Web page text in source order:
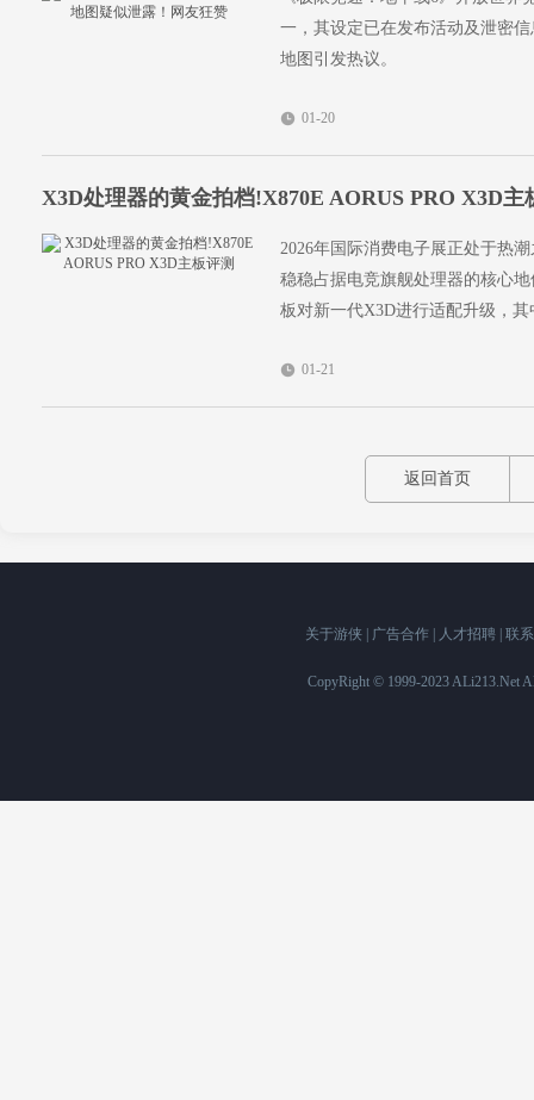
一，其设定已在发布活动及泄密
地图引发热议。
01-20
X3D处理器的黄金拍档!X870E AORUS PRO X3D主
2026年国际消费电子展正处于热
稳稳占据电竞旗舰处理器的核心
板对新一代X3D进行适配升级，
锐龙X3D处理器打造的高端力作
计上彰显出高端品质，而且在软
化，还升级了全新的X3D Turbo
参数优化配置，我们已迫不及待
01-21
返回首页
关于游侠 广告合作 人才招聘 联
CopyRight © 1999-2023 ALi213.Net